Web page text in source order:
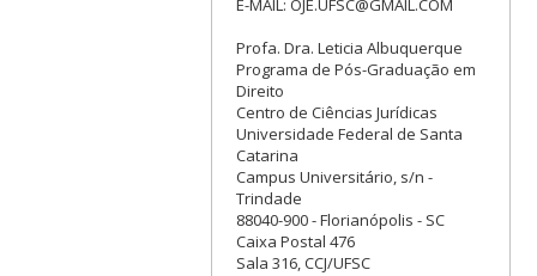
E-MAIL: OJE.UFSC@GMAIL.COM
Profa. Dra. Leticia Albuquerque
Programa de Pós-Graduação em
Direito
Centro de Ciências Jurídicas
Universidade Federal de Santa
Catarina
Campus Universitário, s/n -
Trindade
88040-900 - Florianópolis - SC
Caixa Postal 476
Sala 316, CCJ/UFSC